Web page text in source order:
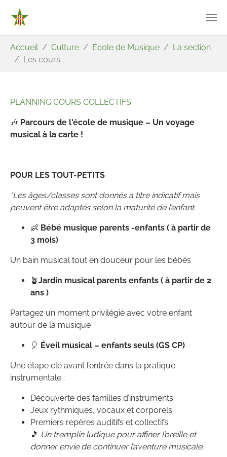
Aller au contenu principal
Accueil Culture École de Musique
La section
Les cours
PLANNING COURS COLLECTIFS
🎶 Parcours de l'école de musique – Un voyage
musical à la carte !
POUR LES TOUT-PETITS
*Les âges/classes sont donnés à titre indicatif mais
peuvent être adaptés selon la maturité de l’enfant.
👶 Bébé musique parents -enfants ( à partir de
3 mois)
Un bain musical tout en douceur pour les bébés
🪴Jardin musical parents enfants ( à partir de 2
ans )
Partagez un moment privilégié avec votre enfant
autour de la musique
🎈 Éveil musical – enfants seuls (GS CP)
Une étape clé avant l’entrée dans la pratique
instrumentale :
Découverte des familles d’instruments
Jeux rythmiques, vocaux et corporels
Premiers repères auditifs et collectifs
🎵 Un tremplin ludique pour affiner l’oreille et
donner envie de continuer l’aventure musicale.